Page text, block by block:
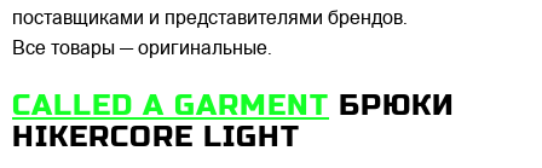
поставщиками и представителями брендов.
Все товары — оригинальные.
CALLED A GARMENT БРЮКИ
HIKERCORE LIGHT